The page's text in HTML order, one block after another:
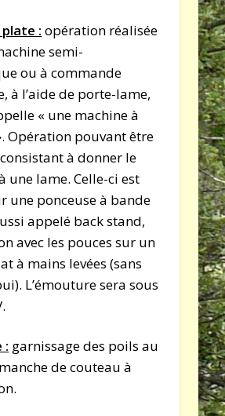
: opération réalisée
semi-
ou à commande
à l’aide de porte-lame,
« une machine à
Opération pouvant être
à donner le
une lame. Celle-ci est
une ponceuse à bande
appelé back stand,
avec les pouces sur un
à mains levées (sans
L’émouture sera sous
: garnissage des poils au
de couteau à